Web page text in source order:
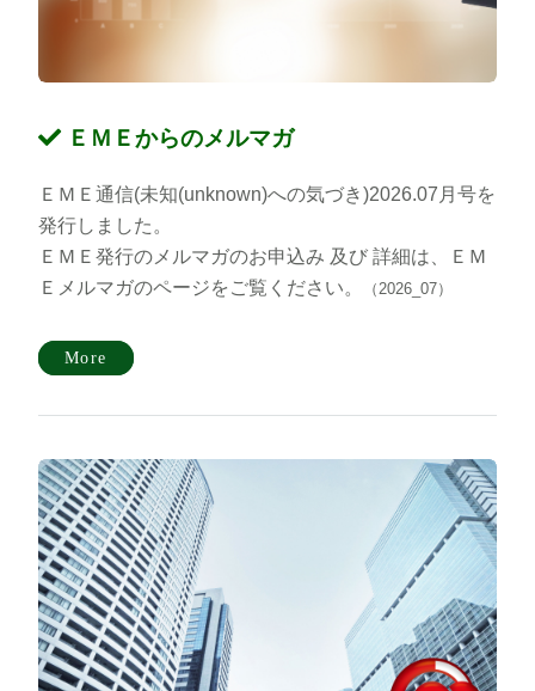
ＥＭＥからのメルマガ
ＥＭＥ通信(未知(unknown)への気づき)2026.07月号を
発行しました。
ＥＭＥ発行のメルマガのお申込み 及び 詳細は、ＥＭ
Ｅメルマガのページをご覧ください。
（2026_07）
More